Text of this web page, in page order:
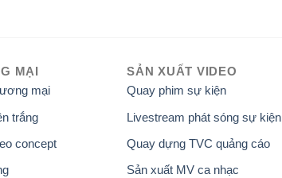
MẠI
mại
trắng
concept
SẢN XUẤT VIDEO
Quay phim sự kiện
Livestream phát sóng sự kiện
Quay dựng TVC quảng cáo
Sản xuất MV ca nhạc